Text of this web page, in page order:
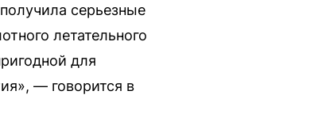
серьезные
летательного
для
— говорится в